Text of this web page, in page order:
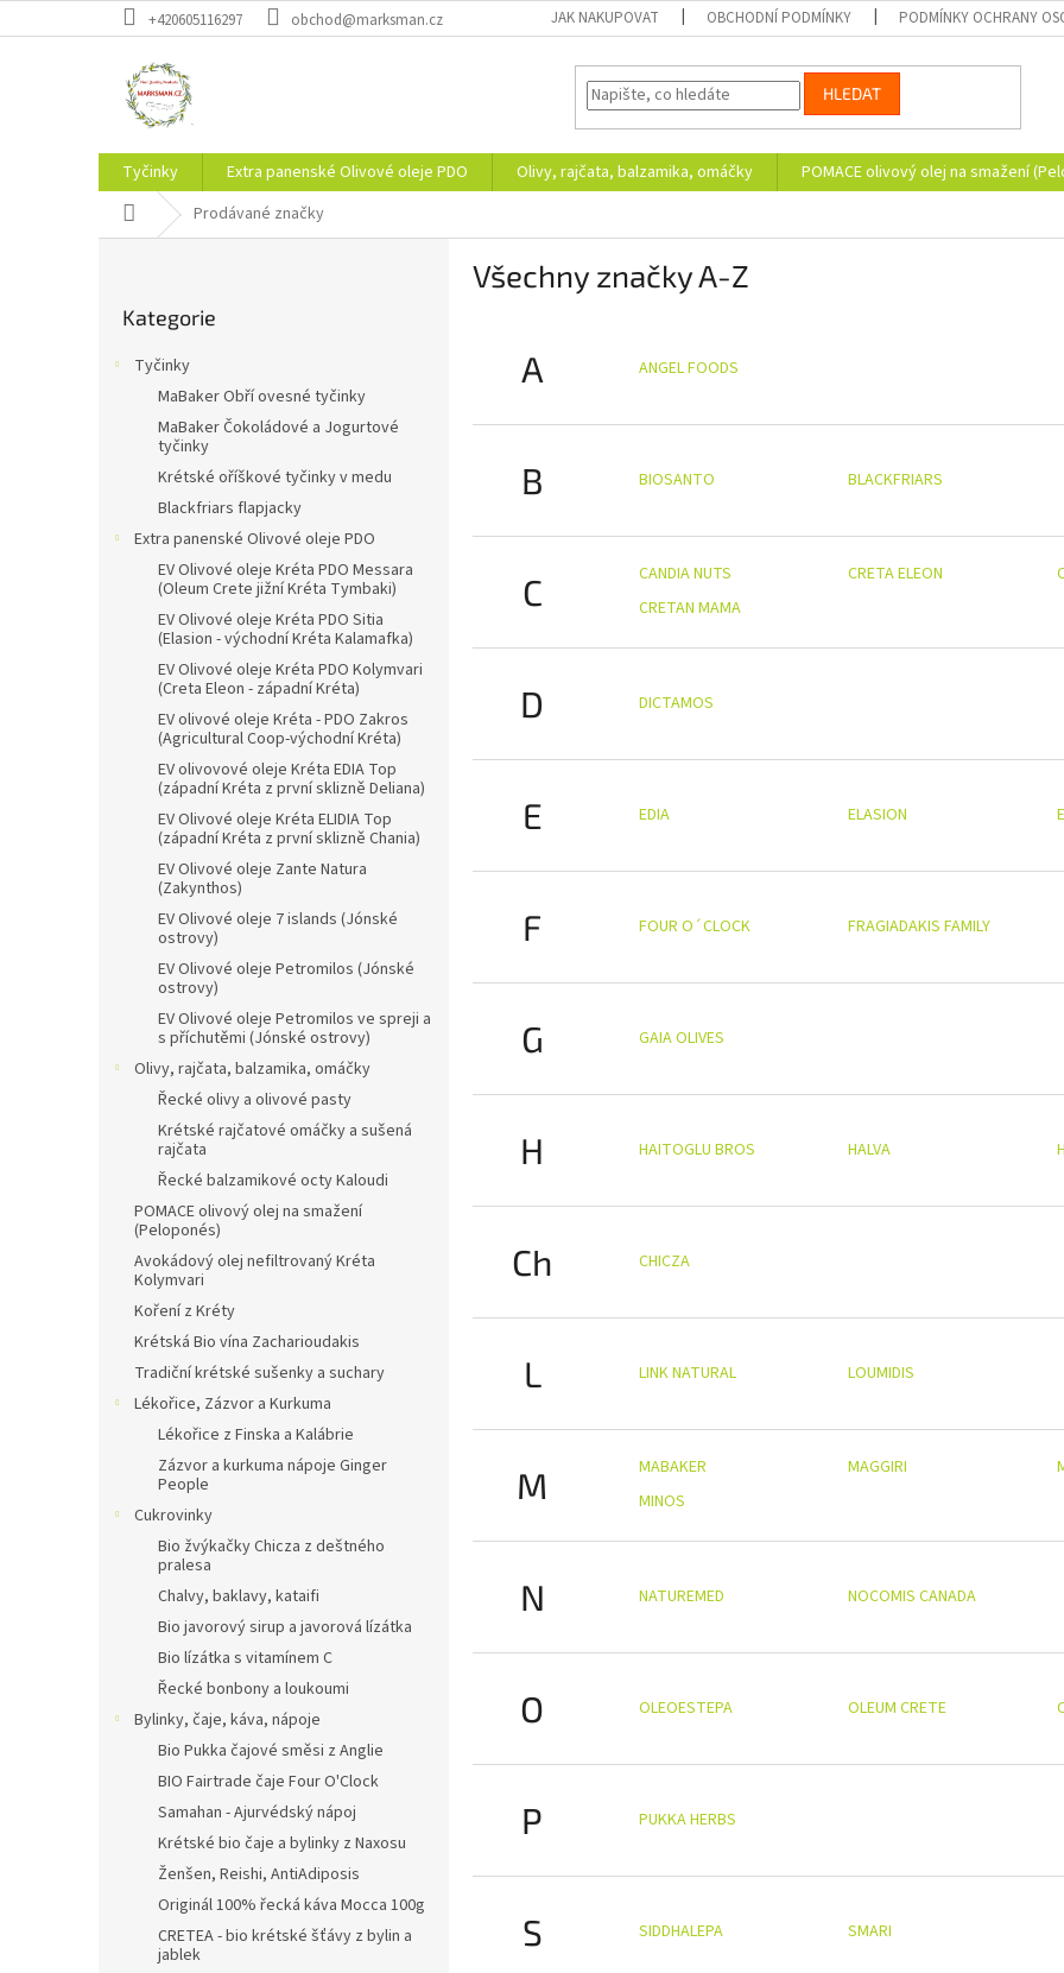
na
+420605116297 obchod@marksman.cz JAK NAKUPOVAT OBCHODNÍ PODMÍNKY PODMÍNKY OCHRANY
HLEDAT
Tyčinky Extra panenské Olivové oleje PDO Olivy, rajčata, balzamika, omáčky POMACE olivový olej na smažení
Domů Prodávané značky
kategorie
Kategorie
Tyčinky
MaBaker Obří ovesné tyčinky
MaBaker Čokoládové a Jogurtové
tyčinky
Krétské oříškové tyčinky v medu
Blackfriars flapjacky
Extra panenské Olivové oleje PDO
EV Olivové oleje Kréta PDO Messara
(Oleum Crete jižní Kréta Tymbaki)
EV Olivové oleje Kréta PDO Sitia
(Elasion - východní Kréta Kalamafka)
EV Olivové oleje Kréta PDO Kolymvari
(Creta Eleon - západní Kréta)
EV olivové oleje Kréta - PDO Zakros
(Agricultural Coop-východní Kréta)
EV olivovové oleje Kréta EDIA Top
(západní Kréta z první sklizně Deliana)
EV Olivové oleje Kréta ELIDIA Top
(západní Kréta z první sklizně Chania)
EV Olivové oleje Zante Natura
(Zakynthos)
EV Olivové oleje 7 islands (Jónské
ostrovy)
EV Olivové oleje Petromilos (Jónské
ostrovy)
EV Olivové oleje Petromilos ve spreji a
s příchutěmi (Jónské ostrovy)
Olivy, rajčata, balzamika, omáčky
Řecké olivy a olivové pasty
Krétské rajčatové omáčky a sušená
rajčata
Řecké balzamikové octy Kaloudi
POMACE olivový olej na smažení
(Peloponés)
Avokádový olej nefiltrovaný Kréta
Kolymvari
Koření z Kréty
Krétská Bio vína Zacharioudakis
Tradiční krétské sušenky a suchary
Lékořice, Zázvor a Kurkuma
Lékořice z Finska a Kalábrie
Zázvor a kurkuma nápoje Ginger
People
Cukrovinky
Bio žvýkačky Chicza z deštného
pralesa
Chalvy, baklavy, kataifi
Bio javorový sirup a javorová lízátka
Bio lízátka s vitamínem C
Řecké bonbony a loukoumi
Bylinky, čaje, káva, nápoje
Bio Pukka čajové směsi z Anglie
BIO Fairtrade čaje Four O'Clock
Samahan - Ajurvédský nápoj
Krétské bio čaje a bylinky z Naxosu
Ženšen, Reishi, AntiAdiposis
Originál 100% řecká káva Mocca 100g
CRETEA - bio krétské šťávy z bylin a
jablek
Všechny značky A-Z
A ANGEL FOODS
B BIOSANTO BLACKFRIARS
C CANDIA NUTS CRETA ELEON
CRETAN MAMA
D DICTAMOS
E EDIA ELASION
F FOUR O´CLOCK FRAGIADAKIS FAMILY
G GAIA OLIVES
H HAITOGLU BROS HALVA
Ch CHICZA
L LINK NATURAL LOUMIDIS
M MABAKER MAGGIRI
MINOS
N NATUREMED NOCOMIS CANADA
O OLEOESTEPA OLEUM CRETE
P PUKKA HERBS
S SIDDHALEPA SMARI